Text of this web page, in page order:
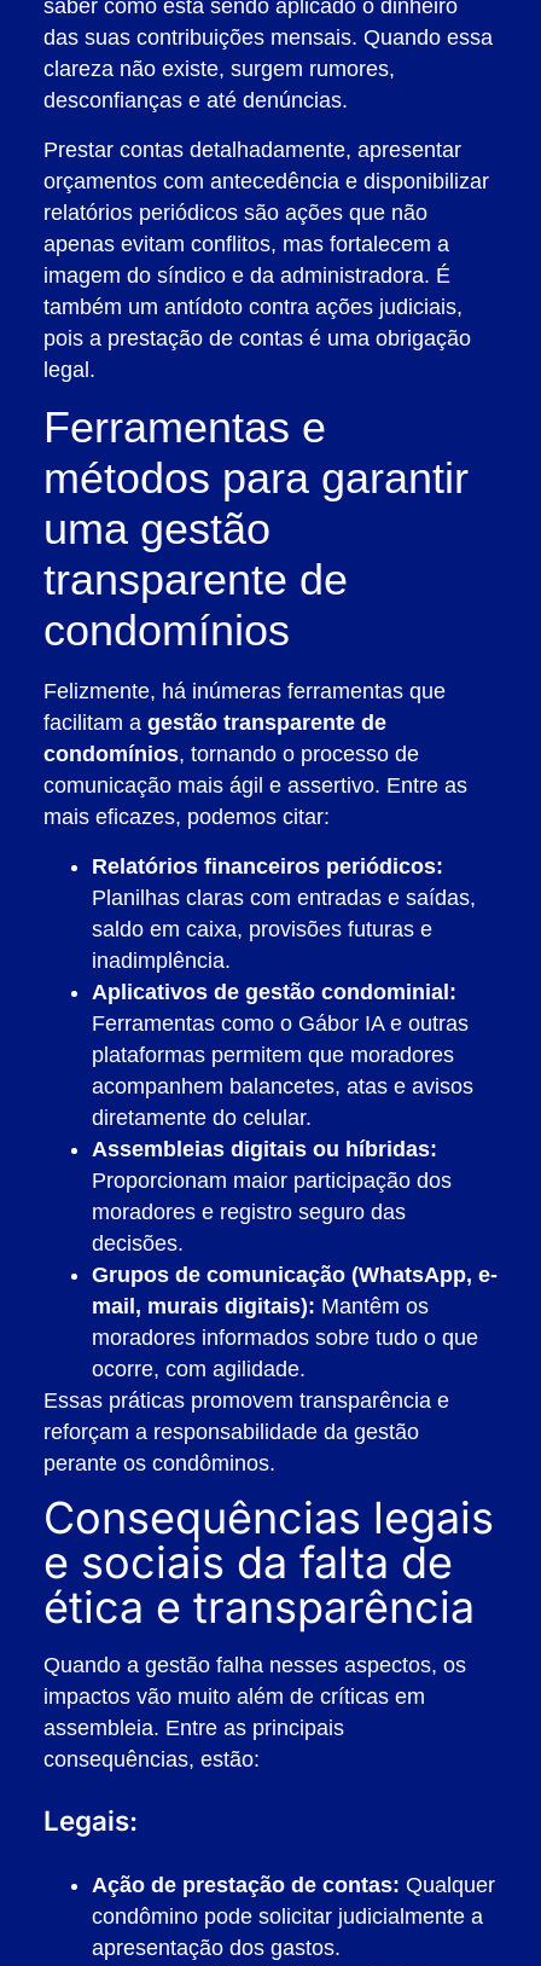
saber como está sendo aplicado o dinheiro
das suas contribuições mensais. Quando essa
clareza não existe, surgem rumores,
desconfianças e até denúncias.
Prestar contas detalhadamente, apresentar
orçamentos com antecedência e disponibilizar
relatórios periódicos são ações que não
apenas evitam conflitos, mas fortalecem a
imagem do síndico e da administradora. É
também um antídoto contra ações judiciais,
pois a prestação de contas é uma obrigação
legal.
Ferramentas e
métodos para garantir
uma gestão
transparente de
condomínios
Felizmente, há inúmeras ferramentas que
facilitam a gestão transparente de
condomínios, tornando o processo de
comunicação mais ágil e assertivo. Entre as
mais eficazes, podemos citar:
Relatórios financeiros periódicos:
Planilhas claras com entradas e saídas,
saldo em caixa, provisões futuras e
inadimplência.
Aplicativos de gestão condominial:
Ferramentas como o Gábor IA e outras
plataformas permitem que moradores
acompanhem balancetes, atas e avisos
diretamente do celular.
Assembleias digitais ou híbridas:
Proporcionam maior participação dos
moradores e registro seguro das
decisões.
Grupos de comunicação (WhatsApp, e-
mail, murais digitais): Mantêm os
moradores informados sobre tudo o que
ocorre, com agilidade.
Essas práticas promovem transparência e
reforçam a responsabilidade da gestão
perante os condôminos.
Consequências legais
e sociais da falta de
ética e transparência
Quando a gestão falha nesses aspectos, os
impactos vão muito além de críticas em
assembleia. Entre as principais
consequências, estão:
Legais:
Ação de prestação de contas: Qualquer
condômino pode solicitar judicialmente a
apresentação dos gastos.